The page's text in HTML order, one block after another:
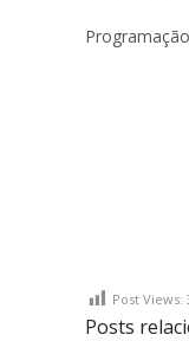
Post Views:
Posts